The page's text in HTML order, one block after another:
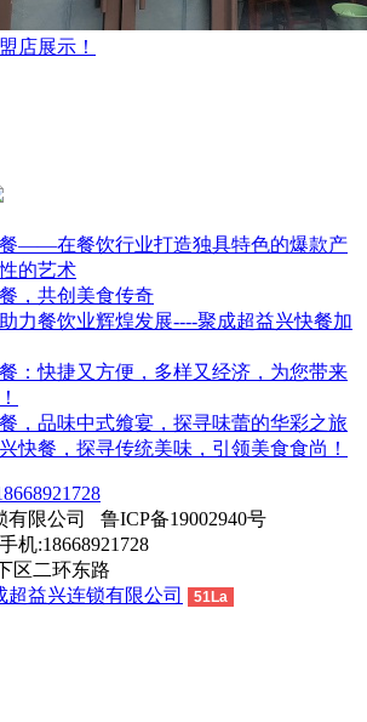
店展示！
——在餐饮行业打造独具特色的爆款产
的艺术
，共创美食传奇
力餐饮业辉煌发展----聚成超益兴快餐加
：快捷又方便，多样又经济，为您带来
，品味中式飨宴，探寻味蕾的华彩之旅
快餐，探寻传统美味，引领美食食尚！
有限公司 鲁ICP备19002940号
机:18668921728
区二环东路
超益兴连锁有限公司 51La